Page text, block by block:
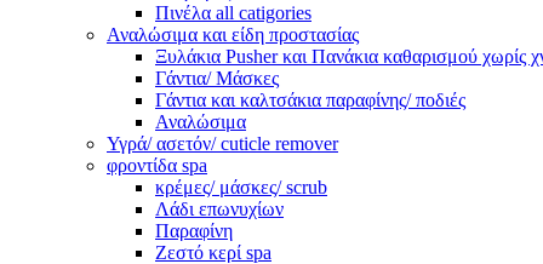
Πινέλα all catigories
Αναλώσιμα και είδη προστασίας
Ξυλάκια Pusher και Πανάκια καθαρισμού χωρίς
Γάντια/ Μάσκες
Γάντια και καλτσάκια παραφίνης/ ποδιές
Αναλώσιμα
Υγρά/ ασετόν/ cuticle remover
φροντίδα spa
κρέμες/ μάσκες/ scrub
Λάδι επωνυχίων
Παραφίνη
Ζεστό κερί spa